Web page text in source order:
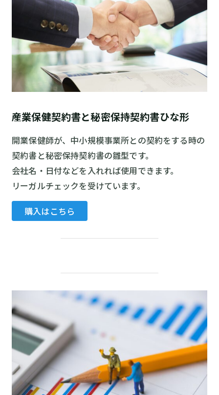
産業保健契約書と秘密保持契約書ひな形
開業保健師が、中小規模事業所との契約をする時の
契約書と秘密保持契約書の雛型です。
会社名・日付などを入れれば使用できます。
リーガルチェックを受けています。
購入はこちら